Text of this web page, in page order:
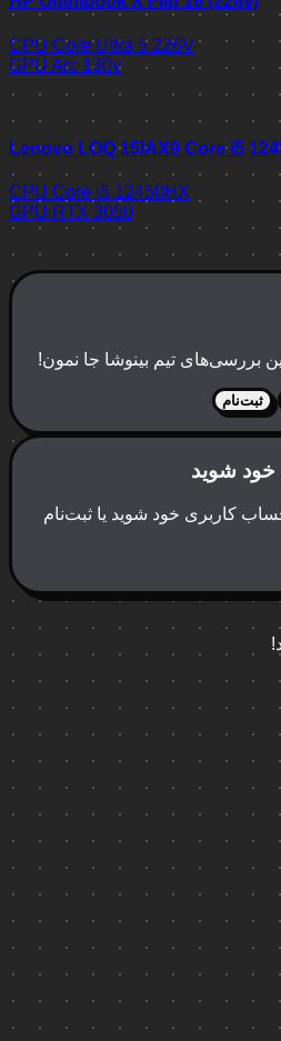
CPU Core Ultra 5 226V
GPU Arc 130v
Lenovo LOQ 15IAX9 Core i5
CPU Core i5 12450HX
GPU RTX 3050
بررسی‌های تیم بینوشا جا نمون!
ثبت‌نام
خود شوید
حساب کاربری خود شوید یا ثبت‌نام